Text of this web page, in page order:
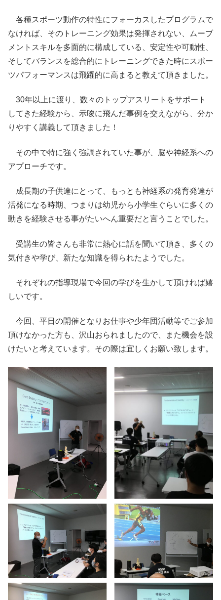
各種スポーツ動作の特性にフォーカスしたプログラムで
なければ、そのトレーニング効果は発揮されない、ムーブ
メントスキルを多面的に構成している、安定性や可動性、
そしてバランスを総合的にトレーニングできた時にスポー
ツパフォーマンスは飛躍的に高まると教えて頂きました。
30年以上に渡り、数々のトップアスリートをサポート
してきた経験から、示唆に飛んだ事例を交えながら、分か
りやすく講義して頂きました！
その中で特に強く強調されていた事が、脳や神経系への
アプローチです。
成長期の子供達にとって、もっとも神経系の発育発達が
活発になる時期、つまりは幼児から小学生ぐらいに多くの
動きを経験させる事がたいへん重要だと言うことでした。
受講生の皆さんも非常に熱心に話を聞いて頂き、多くの
気付きや学び、新たな知識を得られたようでした。
それぞれの指導現場で今回の学びを生かして頂ければ嬉
しいです。
今回、平日の開催となりお仕事や少年団活動等でご参加
頂けなかった方も、沢山おられましたので、また機会を設
けたいと考えています。その際は宜しくお願い致します。